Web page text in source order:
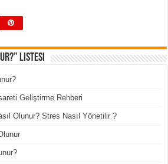
Listesi
Geliştirme Rehberi
Olunur? Stres Nasıl Yönetilir ?